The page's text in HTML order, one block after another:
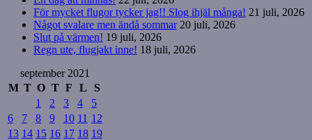
För mycket flugor tycker jag!! Slog ihjäl många! 21 juli, 2026
Något svalare men ändå sommar 20 juli, 2026
Slut på värmen! 19 juli, 2026
Regn ute, flugjakt inne! 18 juli, 2026
september 2021
M T O T F L
S
1
2 3 4
5
6
7 8 9 10 11 12
13 14 15 16 17 18 19